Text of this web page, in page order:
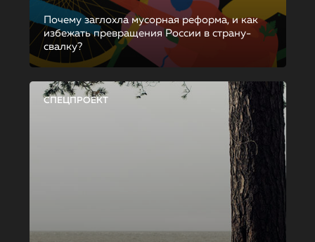
Почему заглохла мусорная реформа, и как
избежать превращения России в страну-
свалку?
СПЕЦПРОЕКТ